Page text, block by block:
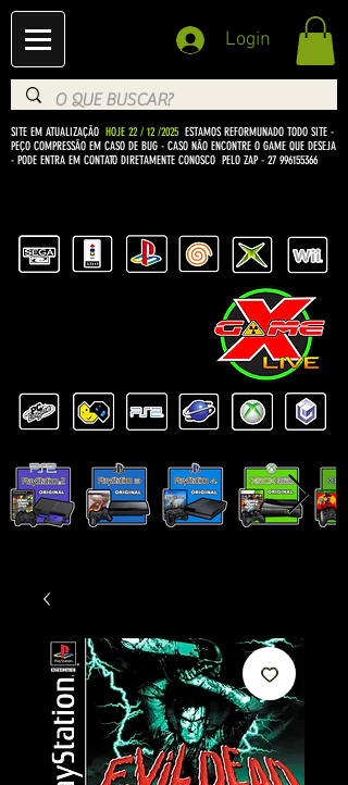
Login
SITE EM ATUALIZAÇÃO HOJE 22 / 12 /2025 ESTAMOS REFORMUNADO TODO SITE -
PEÇO COMPRESSÃO EM CASO DE BUG - CASO NÃO ENCONTRE O GAME QUE DESEJA
- PODE ENTRA EM CONTATO DIRETAMENTE CONOSCO PELO ZAP - 27 996155366